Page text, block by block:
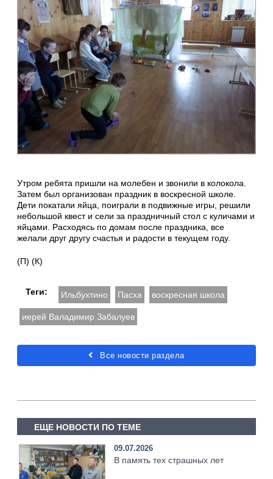
Утром ребята пришли на молебен и звонили в колокола.
Затем был организован праздник в воскресной школе.
Дети покатали яйца, поиграли в подвижные игры, решили
небольшой квест и сели за праздничный стол с куличами и
яйцами. Расходясь по домам после праздника, все
желали друг другу счастья и радости в текущем году.
(П) (К)
Теги: Ильбухтино Пасха воскресная школа
иерей Валадимир Забалуев
Все новости раздела
ЕЩЕ НОВОСТИ ПО ТЕМЕ
09.07.2026
В память тех страшных лет